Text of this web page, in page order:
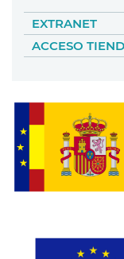
EXTRANET
ACCESO